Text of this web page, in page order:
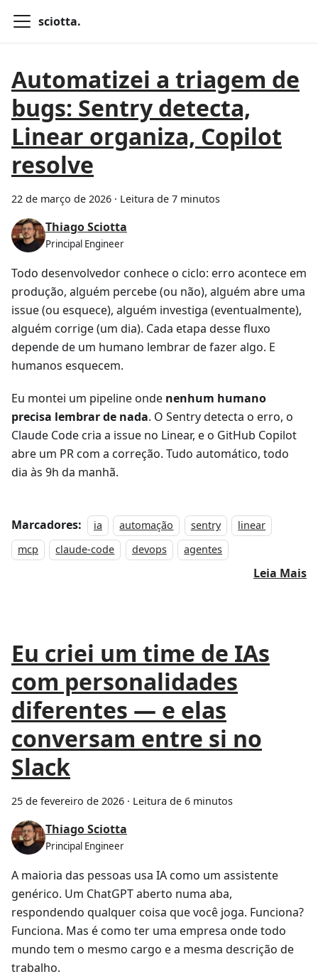
sciotta.
Automatizei a triagem de
bugs: Sentry detecta,
Linear organiza, Copilot
resolve
22 de março de 2026 · Leitura de 7 minutos
Thiago Sciotta
Principal Engineer
Todo desenvolvedor conhece o ciclo: erro acontece em
produção, alguém percebe (ou não), alguém abre uma
issue (ou esquece), alguém investiga (eventualmente),
alguém corrige (um dia). Cada etapa desse fluxo
depende de um humano lembrar de fazer algo. E
humanos esquecem.
Eu montei um pipeline onde nenhum humano
precisa lembrar de nada. O Sentry detecta o erro, o
Claude Code cria a issue no Linear, e o GitHub Copilot
abre um PR com a correção. Tudo automático, todo
dia às 9h da manhã.
Marcadores: ia automação sentry
linear
mcp
claude-code devops agentes
Leia Mais
Eu criei um time de IAs
com personalidades
diferentes — e elas
conversam entre si no
Slack
25 de fevereiro de 2026 · Leitura de 6 minutos
Thiago Sciotta
Principal Engineer
A maioria das pessoas usa IA como um assistente
genérico. Um ChatGPT aberto numa aba,
respondendo qualquer coisa que você joga. Funciona?
Funciona. Mas é como ter uma empresa onde todo
mundo tem o mesmo cargo e a mesma descrição de
trabalho.